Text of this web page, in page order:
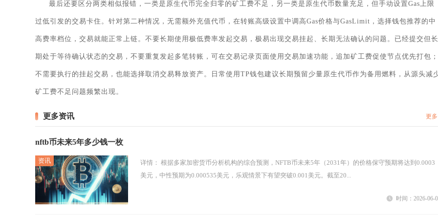
最后还要区分两类相似报错，一类是原生代币完全归零的矿工费不足，另一类是原生代币数量充足，但手动设置Gas上限
过低引发的交易卡住。针对第二种情况，无需额外充值代币，在转账高级设置中调高Gas价格与GasLimit，选择钱包推荐的中
高费率档位，交易就能正常上链。不要长期使用极低费率发起交易，极易出现交易挂起、长期无法确认的问题。已经提交但长
期处于等待确认状态的交易，不要重复发起多笔转账，可在交易记录页面使用交易加速功能，追加矿工费促使节点优先打包；
不需要执行的挂起交易，也能选择取消交易释放资产。日常使用TP钱包建议长期预留少量原生代币作为备用燃料，从源头减
矿工费不足问题频繁出现。
更多资讯 更
nftb币未来5年多少钱一枚
详情：
美元，中性预期为0.000535美元，乐观情景下有望突破0.001美元。截至20...
时间：2026-06-